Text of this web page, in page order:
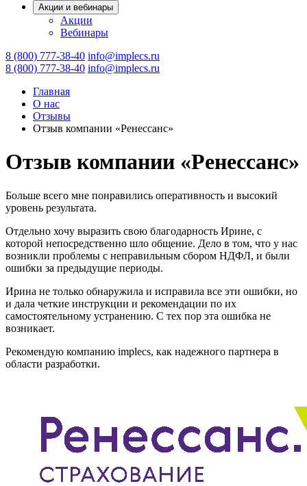
Акции и вебинары
Акции
Вебинары
8 (800) 777-38-40 info@implecs.ru
8 (800) 777-38-40 info@implecs.ru
Главная
О нас
Отзывы
Отзыв компании «Ренессанс»
Отзыв компании «Ренессанс»
Больше всего мне понравились оперативность и высокий
уровень результата.
Отдельно хочу выразить свою благодарность Ирине, с
которой непосредственно шло общение. Дело в том, что у нас
возникли проблемы с неправильным сбором НДФЛ, и были
ошибки за предыдущие периоды.
Ирина не только обнаружила и исправила все эти ошибки, но
и дала четкие инструкции и рекомендации по их
самостоятельному устранению. С тех пор эта ошибка не
возникает.
Рекомендую компанию implecs, как надежного партнера в
области разработки.